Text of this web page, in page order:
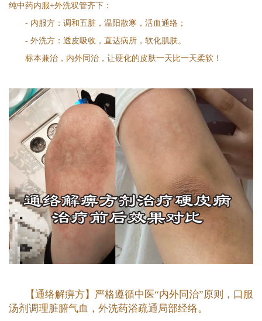
纯中药内服+外洗双管齐下：
- 内服方：调和五脏，温阳散寒，活血通络；
- 外洗方：透皮吸收，直达病所，软化肌肤。
标本兼治，内外同治，让硬化的皮肤一天比一天柔软！
【通络解痹方】严格遵循中医“内外同治”原则，口服
汤剂调理脏腑气血，外洗药浴疏通局部经络。